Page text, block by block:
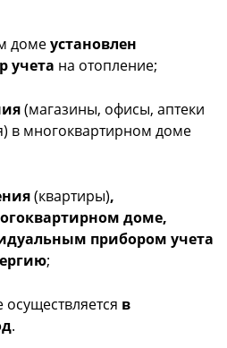
домеустановлен
учета на отопление;
(магазины, офисы, аптеки
в многоквартирном доме
(квартиры),
доме,
прибором учета
;
в
.